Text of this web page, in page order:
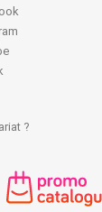
?